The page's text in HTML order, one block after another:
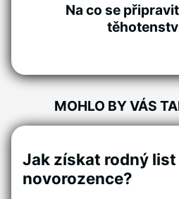
Na co se
MOHLO BY VÁS
Jak získat rodný list
novorozence?